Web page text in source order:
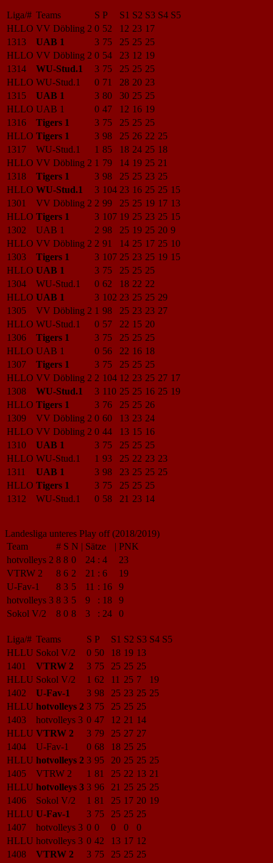
Liga/# Teams S P S1 S2 S3 S4 S5
HLLO VV Döbling 2 0 52 12 23 17
1313
UAB 1 3 75 25 25 25
HLLO VV Döbling 2 0 54 23 12 19
1314
WU-Stud.1 3 75 25 25 25
HLLO WU-Stud.1 0 71 28 20 23
1315
UAB 1 3 80 30 25 25
HLLO UAB 1 0 47 12 16 19
1316
Tigers 1 3 75 25 25 25
HLLO Tigers 1 3 98 25 26 22 25
1317
WU-Stud.1 1 85 18 24 25 18
HLLO VV Döbling 2 1 79 14 19 25 21
1318
Tigers 1 3 98 25 25 23 25
HLLO WU-Stud.1 3 104 23 16 25 25 15
1301
VV Döbling 2 2 99 25 25 19 17 13
HLLO Tigers 1 3 107 19 25 23 25 15
1302
UAB 1 2 98 25 19 25 20 9
HLLO VV Döbling 2 2 91 14 25 17 25 10
1303
Tigers 1 3 107 25 23 25 19 15
HLLO UAB 1 3 75 25 25 25
1304
WU-Stud.1 0 62 18 22 22
HLLO UAB 1 3 102 23 25 25 29
1305
VV Döbling 2 1 98 25 23 23 27
HLLO WU-Stud.1 0 57 22 15 20
1306
Tigers 1 3 75 25 25 25
HLLO UAB 1 0 56 22 16 18
1307
Tigers 1 3 75 25 25 25
HLLO VV Döbling 2 2 104 12 23 25 27 17
1308
WU-Stud.1 3 110 25 25 16 25 19
HLLO Tigers 1 3 76 25 25 26
1309
VV Döbling 2 0 60 13 23 24
HLLO VV Döbling 2 0 44 13 15 16
1310
UAB 1 3 75 25 25 25
HLLO WU-Stud.1 1 93 25 22 23 23
1311
UAB 1 3 98 23 25 25 25
HLLO Tigers 1 3 75 25 25 25
1312
WU-Stud.1 0 58 21 23 14
Landesliga unteres Play off (2018/2019)
Team
# S N | Sätze | PNK
hotvolleys 2 8 8 0 24 : 4
23
VTRW 2
8 6 2 21 : 6
19
U-Fav-1
8 3 5 11 : 16
9
hotvolleys 3 8 3 5 9 : 18
9
Sokol V/2
8 0 8 3 : 24 0
Liga/# Teams S P S1 S2 S3 S4 S5
HLLU Sokol V/2 0 50 18 19 13
1401
VTRW 2 3 75 25 25 25
HLLU Sokol V/2 1 62 11 25 7
19
1402
U-Fav-1 3 98 25 23 25 25
HLLU hotvolleys 2 3 75 25 25 25
1403
hotvolleys 3 0 47 12 21 14
HLLU VTRW 2 3 79 25 27 27
1404
U-Fav-1 0 68 18 25 25
HLLU hotvolleys 2 3 95 20 25 25 25
1405
VTRW 2 1 81 25 22 13 21
HLLU hotvolleys 3 3 96 21 25 25 25
1406
Sokol V/2 1 81 25 17 20 19
HLLU U-Fav-1 3 75 25 25 25
1407
hotvolleys 3 0 0 0 0
0
HLLU hotvolleys 3 0 42 13 17 12
1408
VTRW 2 3 75 25 25 25